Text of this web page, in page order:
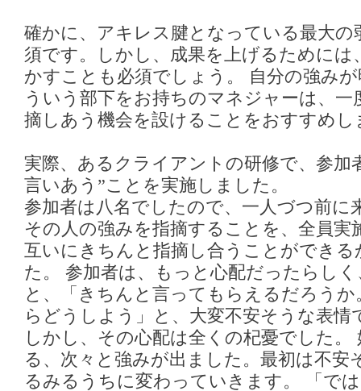
確かに、アキレス腱となっている最大
須です。しかし、成果を上げるためには
かすことも必須でしょう。 自分の強み
ういう部下をお持ちのマネジャーは、一
摘しあう機会を設けることをおすすめし
実際、あるクライアントの研修で、参加
言いあう”ことを実施しました。
参加者は八名でしたので、一人づつ前に
その人の強みを指摘することを、全員実
互いにきちんと指摘し合うことができ
た。 参加者は、もっと心配だったらし
と、「きちんと言ってもらえるだろう
らどうしよう」と、大変不安そうな表情
しかし、その心配は全くの杞憂でした。
る、次々と強みが出ました。最初は不安
るみるうちに変わっていきます。 「で